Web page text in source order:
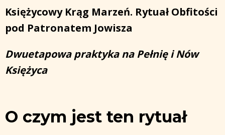
Księżycowy Krąg Marzeń. Rytuał Obfitości
pod Patronatem Jowisza
Dwuetapowa praktyka na Pełnię i Nów
Księżyca
O czym jest ten rytuał